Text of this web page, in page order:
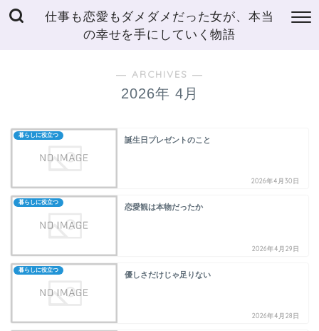
仕事も恋愛もダメダメだった女が、本当
の幸せを手にしていく物語
― ARCHIVES ―
2026年 4月
暮らしに役立つ
誕生日プレゼントのこと
2026年4月30日
暮らしに役立つ
恋愛観は本物だったか
2026年4月29日
暮らしに役立つ
優しさだけじゃ足りない
2026年4月28日